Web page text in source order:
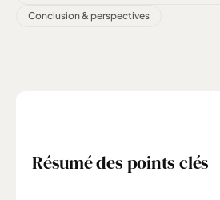
Conclusion & perspectives
Résumé des points clés